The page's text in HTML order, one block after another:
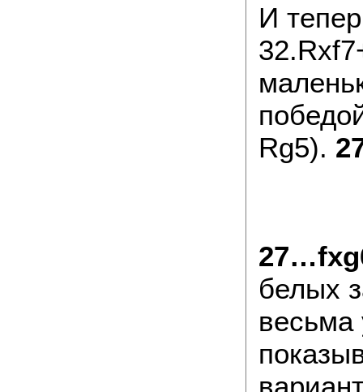
И
Rg5).
белых
весьма